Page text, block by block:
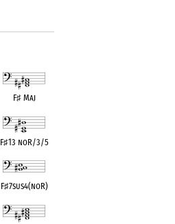
F♯Maj
F♯13 noR/3/5
F♯7sus4(noR)